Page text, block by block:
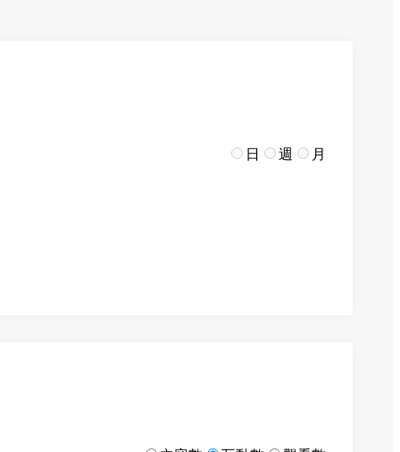
日 週 月